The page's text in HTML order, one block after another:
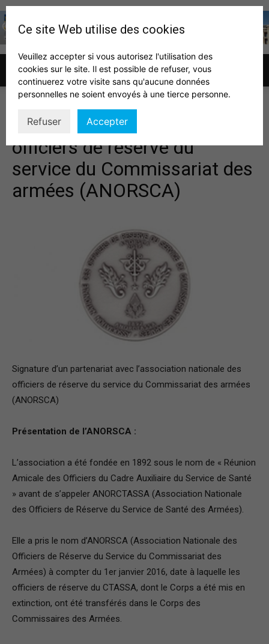
Association
IHEDN
–
Région
de-
France
Association nationale des
officiers de réserve du
service du Commissariat des
armées (ANORSCA)
Signature d’un partenariat avec l’association nationale des
officiers de réserve du service du Commissariat des armées
(ANORSCA)
Présentation de l’ANORSCA :
L’association a été fondée en 1892 sous le nom de « Réunion
Amicale des Officiers du Cadre Auxiliaire du Service de Santé
» avant de s’appeler ANORCTASSA (Association Nationale
des Officiers de Réserve du Service de Santé des Armées).
Elle a pris le nom d’ANORSCA (Association Nationale des
Officiers de Réserve du Service du Commissariat des
Armées) à compter du 1er janvier 2016, date à laquelle les
officiers de réserve du CTASSA, dont le Corps a été mis en
extinction, ont été transférés dans le Corps des
Commissaires des Armées.
Ce site Web utilise des cookies
Veuillez accepter si vous autorisez l'utilisation des
cookies sur le site. Il est possible de refuser, vous
continuerez votre visite sans qu'aucune données
personnelles ne soient envoyés à une tierce personne.
Refuser Accepter